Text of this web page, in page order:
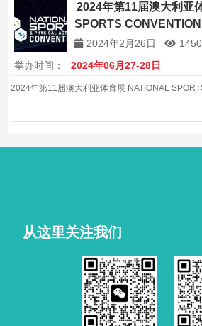
2024年第11届澳大利亚
SPORTS CONVENTION
2024年2月26日
1450
举办时间：
2024年06月27-28日
2024年第11届澳大利亚体育展 NATIONAL
从这里关注我们